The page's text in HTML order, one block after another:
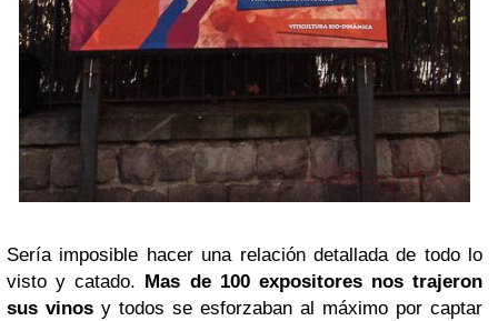
Sería imposible hacer una relación detallada de todo lo
visto y catado.
Mas de 100 expositores nos trajeron
sus vinos y todos se esforzaban al máximo por captar